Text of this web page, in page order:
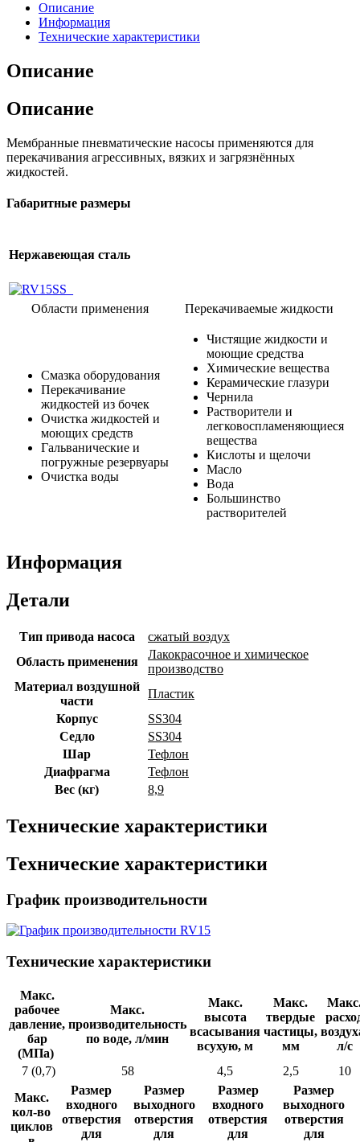
Описание
Информация
Технические характеристики
Описание
Описание
Мембранные пневматические насосы применяются для
перекачивания агрессивных, вязких и загрязнённых
жидкостей.
Габаритные размеры
Нержавеющая сталь
Области применения Перекачиваемые жидкости
Смазка оборудования
Перекачивание
жидкостей из бочек
Очистка жидкостей и
моющих средств
Гальванические и
погружные резервуары
Очистка воды
Чистящие жидкости и
моющие средства
Химические вещества
Керамические глазури
Чернила
Растворители и
легковоспламеняющиеся
вещества
Кислоты и щелочи
Масло
Вода
Большинство
растворителей
Информация
Детали
Тип привода насоса
сжатый воздух
Область применения
Лакокрасочное и химическое
производство
Материал воздушной
части
Пластик
Корпус
SS304
Седло
SS304
Шар
Тефлон
Диафрагма
Тефлон
Вес (кг)
8,9
Технические характеристики
Технические характеристики
График производительности
Технические характеристики
Макс.
рабочее
давление,
бар
(МПа)
Макс.
производительность
по воде, л/мин
Макс.
высота
всасывания
всухую, м
Макс.
твердые
частицы,
мм
л/с
7 (0,7)
58 4,5 2,5
10
Макс.
кол-во
циклов
Размер
входного
отверстия
для
Размер
выходного
отверстия
для
Размер
входного
отверстия
для
Размер
выходного
отверстия
для